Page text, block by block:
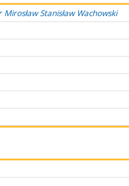
Stanisław Wachowski